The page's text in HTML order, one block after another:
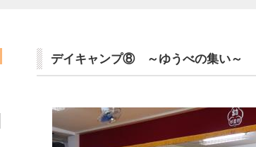
デイキャンプ⑧ ～ゆうべの集い～